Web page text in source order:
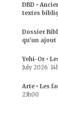
DBD •
textes
Dossier
qu’un ajout
Yehi-Or •
July 2026
Arte • Les
23h00